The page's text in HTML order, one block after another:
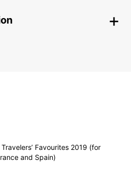
Favourites 2019 (for
and Spain)